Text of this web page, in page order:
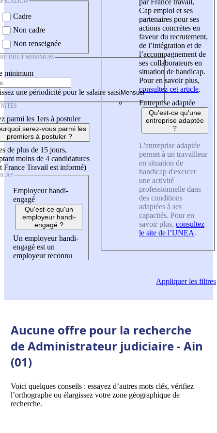
Cadre
Non cadre
Non renseignée
BRUT MINIMUM
minimum
une périodicité pour le salaire saisi
parmi les 1ers à postuler
serez-vous parmi les
premiers à postuler ?
de plus de 15 jours,
moins de 4 candidatures
France Travail est informé)
Employeur handi-
engagé
Qu'est-ce qu'un
employeur handi-
engagé ?
Un employeur handi-
engagé est un
employeur reconnu
Cap emploi et ses
partenaires pour ses
actions concrètes en
faveur du recrutement,
de l’intégration et de
l’accompagnement de
ses collaborateurs en
situation de handicap.
Pour en savoir plus,
consultez cet article.
Entreprise adaptée
Qu'est-ce qu'une
entreprise adaptée
?
L'entreprise adaptée
permet à un travailleur
en situation de
handicap d'exercer
une activité
professionnelle dans
des conditions
adaptées à ses
capacités. Pour en
savoir plus, consultez
le site de l’UNEA.
Appliquerles filtres
Aucune offre pour la recherche
de Administrateur judiciaire - Ain
(01)
Voici quelques conseils : essayez d’autres mots clés, vérifiez
l’orthographe ou élargissez votre zone géographique de
recherche.